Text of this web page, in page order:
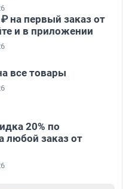
на первый заказ от
и в приложении
все товары
20% по
любой заказ от